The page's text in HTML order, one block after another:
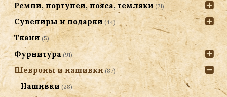
Ремни, портупеи, пояса, темляки (71)
Сувениры и подарки (44)
Ткани (5)
Фурнитура (91)
Шевроны и нашивки (87)
Нашивки (28)